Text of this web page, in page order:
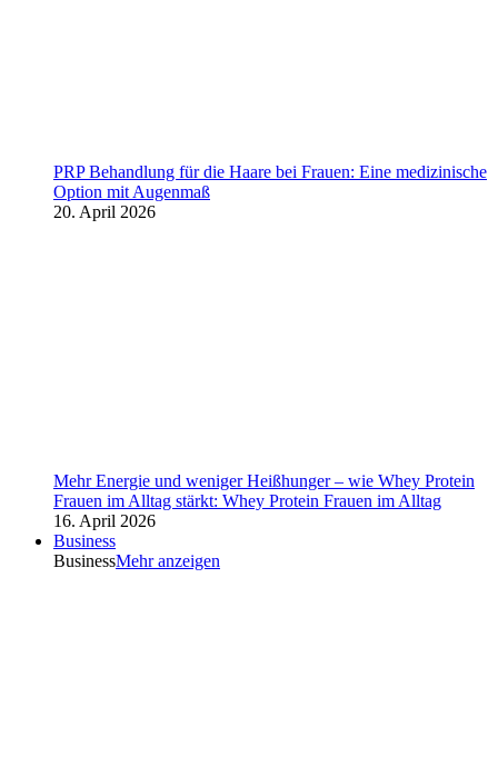
PRP Behandlung für die Haare bei Frauen: Eine medizinische
Option mit Augenmaß
20. April 2026
Mehr Energie und weniger Heißhunger – wie Whey Protein
Frauen im Alltag stärkt: Whey Protein Frauen im Alltag
16. April 2026
Business
BusinessMehr anzeigen